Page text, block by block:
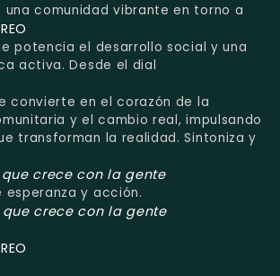
una comunidad vibrante en torno a
potencia el desarrollo social y una
activa. Desde el dial
convierte en el corazón de la
y el cambio real, impulsando
transforman la realidad. Sintoniza y
crece con la gente
y acción.
crece con la gente